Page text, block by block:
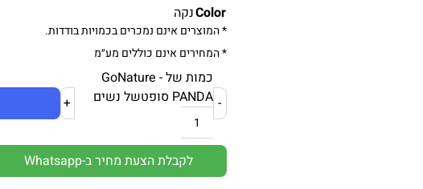
Colorנקה
* המוצרים אינם נמכרים בכמויות בודדות.
* המחירים אינם כוללים מע״מ
-
כמות של GoNature -
PANDA סופטשל נשים
+
לקבלת הצעת מחיר ב-Whatsapp